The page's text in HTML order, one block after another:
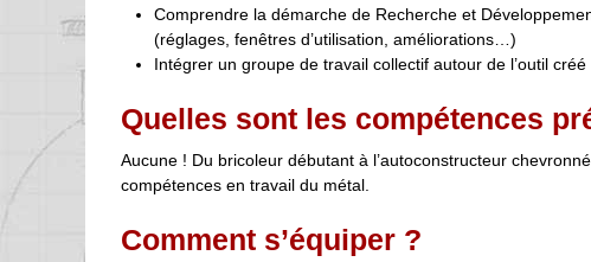
Comprendre la démarche de Recherche et
(réglages, fenêtres d’utilisation, améliorations…)
Intégrer un groupe de travail collectif autour de l’outil créé
Quelles sont les compétences
Aucune ! Du bricoleur débutant à l’autoconstructeur
compétences en travail du métal.
Comment s’équiper ?